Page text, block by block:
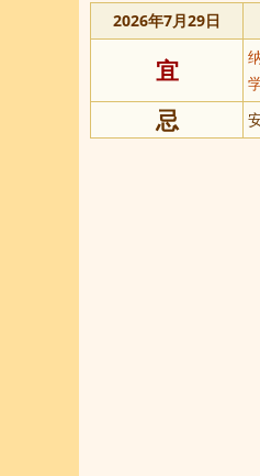
2026年7月29日
宜
忌